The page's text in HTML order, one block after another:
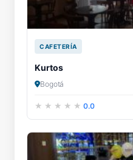
CAFETERÍA
Kurtos
Bogotá
0.0